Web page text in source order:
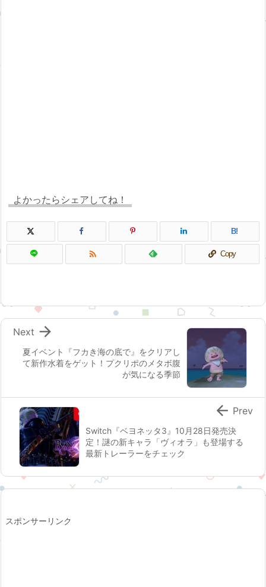
よかったらシェアしてね！
B!
 Copy
夏イベント『フカき海の底で』をクリアし
て新作水着をゲット！プクリポのメタボ腹
が気になる季節

Next
Switch『ベヨネッタ3』10月28日発売決
定！謎の新キャラ「ヴィオラ」も登場する
最新トレーラーをチェック
 Prev
スポンサーリンク